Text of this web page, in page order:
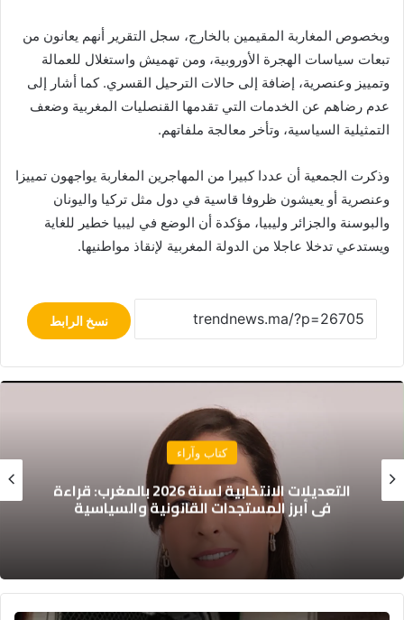
وبخصوص المغاربة المقيمين بالخارج، سجل التقرير أنهم يعانون من
تبعات سياسات الهجرة الأوروبية، ومن تهميش واستغلال للعمالة
وتمييز وعنصرية، إضافة إلى حالات الترحيل القسري. كما أشار إلى
عدم رضاهم عن الخدمات التي تقدمها القنصليات المغربية وضعف
التمثيلية السياسية، وتأخر معالجة ملفاتهم.
وذكرت الجمعية أن عددا كبيرا من المهاجرين المغاربة يواجهون تمييزا
وعنصرية أو يعيشون ظروفا قاسية في دول مثل تركيا واليونان
والبوسنة والجزائر وليبيا، مؤكدة أن الوضع في ليبيا خطير للغاية
ويستدعي تدخلا عاجلا من الدولة المغربية لإنقاذ مواطنيها.
نسخ الرابط
تقارير
اشتراط الفرنسية في برامج دعم المقاولات
الشبابية: مساءلة قانونية ومراجعة ضرورية